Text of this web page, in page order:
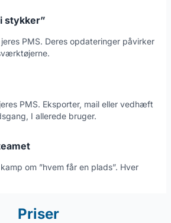
stykker”
PMS. Deres opdateringer påvirker
PMS. Eksporter, mail eller vedhæft
I allerede bruger.
om ”hvem får en plads”. Hver
Priser